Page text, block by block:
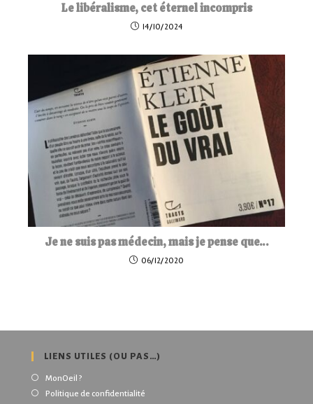
Le libéralisme, cet éternel incompris
14/10/2024
Je ne suis pas médecin, mais je pense que…
06/12/2020
LIENS UTILES (OU PAS…)
MonOeil ?
Politique de confidentialité